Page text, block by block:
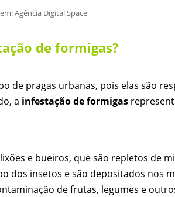
Agência Digital Space
de formigas?
de pragas urbanas, pois elas são
a infestação de formigas
e bueiros, que são repletos de
dos insetos e são depositados nos
de frutas, legumes e